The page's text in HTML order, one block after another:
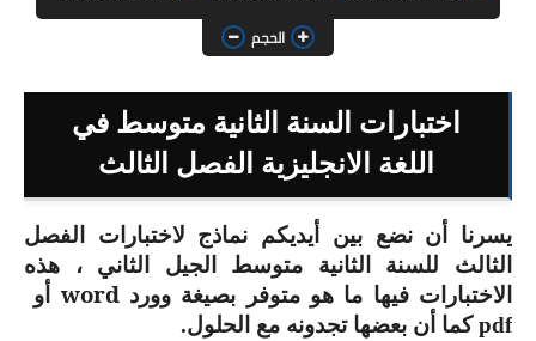
السنة الثالثة ابتدائي
السنة الرابعة ابتدائي
السنة الخامسة ابتدائي
شهادة التعليم الابتدائي
تزيين القسم
التعليم المتوسط
الحجم
اختبارات السنة الثانية متوسط في
اللغة الانجليزية الفصل الثالث
يسرنا أن نضع بين أيديكم نماذج لاختبارات الفصل
الثالث للسنة الثانية متوسط الجيل الثاني ، هذه
الاختبارات فيها ما هو متوفر بصيغة ووردword أو
pdf كما أن بعضها تجدونه مع الحلول
.